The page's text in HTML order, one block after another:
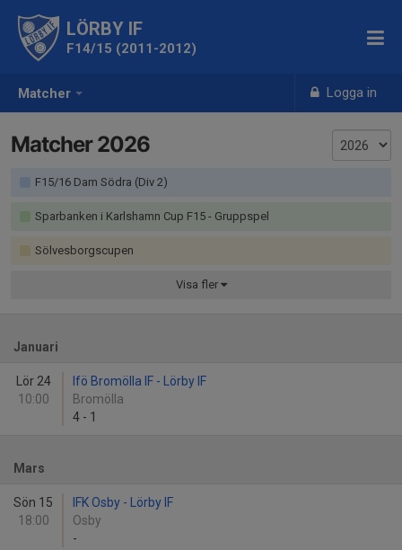
Matcher Logga in
LÖRBY IF
F14/15 (2011-2012)
Matcher 2026
F15/16 Dam Södra (Div 2)
Sparbanken i Karlshamn Cup F15 - Gruppspel
Sölvesborgscupen
Visa fler
Januari
Lör 24
10:00
Ifö Bromölla IF - Lörby IF
Bromölla
4 - 1
Mars
Sön 15
18:00
IFK Osby - Lörby IF
Osby
-